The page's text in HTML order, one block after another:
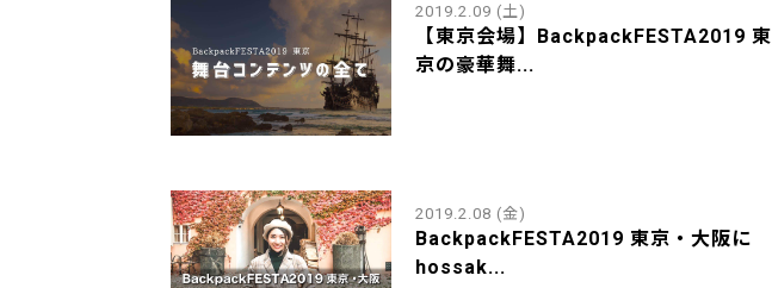
2019.2.09 (土)
【東京会場】BackpackFESTA2019 東
京の豪華舞...
2019.2.08 (金)
BackpackFESTA2019 東京・大阪に
hossak...